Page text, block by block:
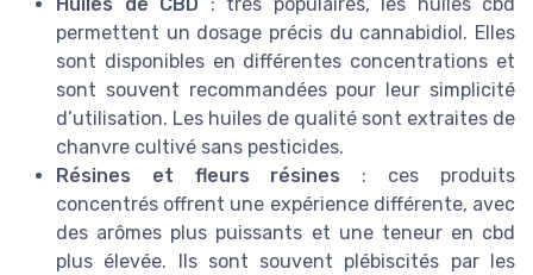
permettent un dosage précis du cannabidiol. Elles
sont disponibles en différentes concentrations et
sont souvent recommandées pour leur simplicité
d’utilisation. Les huiles de qualité sont extraites de
chanvre cultivé sans pesticides.
Résines et fleurs résines : ces produits
concentrés offrent une expérience différente, avec
des arômes plus puissants et une teneur en cbd
plus élevée. Ils sont souvent plébiscités par les